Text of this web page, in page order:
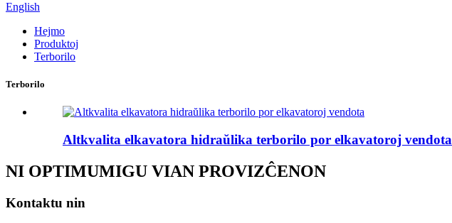
English
Hejmo
Produktoj
Terborilo
Terborilo
Altkvalita elkavatora hidraŭlika terborilo por elkavatoroj vendota
NI OPTIMUMIGU VIAN PROVIZĈENON
Kontaktu nin